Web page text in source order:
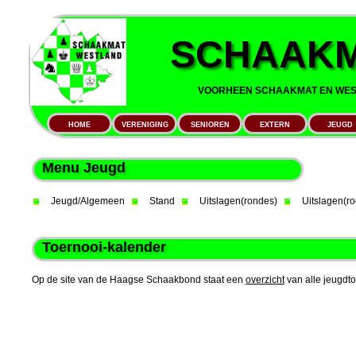
VOORHEEN SCHAAKMAT EN
HOME VERENIGING SENIOREN EXTERN JEUGD
Menu Jeugd
Jeugd/Algemeen Stand Uitslagen(rondes)
Toernooi-kalender
Op de site van de Haagse Schaakbond staat een overzichtvan alle